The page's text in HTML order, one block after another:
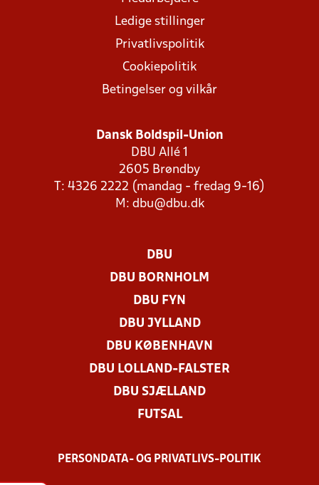
Ledige stillinger
Privatlivspolitik
Cookiepolitik
Betingelser og vilkår
Dansk Boldspil-Union
DBU Allé 1
2605 Brøndby
T: 4326 2222 (mandag - fredag 9-16)
M: dbu@dbu.dk
DBU
DBU BORNHOLM
DBU FYN
DBU JYLLAND
DBU KØBENHAVN
DBU LOLLAND-FALSTER
DBU SJÆLLAND
FUTSAL
PERSONDATA- OG PRIVATLIVS-POLITIK